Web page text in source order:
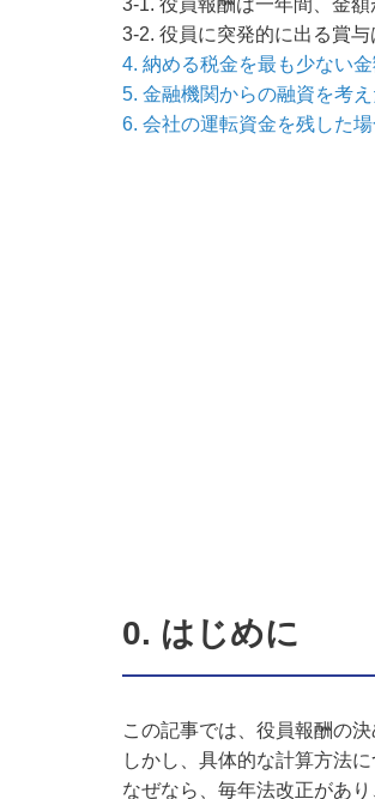
3-2. 役員に突発的に出る賞与
4. 納める税金を最も少ない
5. 金融機関からの融資を考
6. 会社の運転資金を残した
0. はじめに
この記事では、役員報酬の
しかし、具体的な計算方法
なぜなら、毎年法改正があ